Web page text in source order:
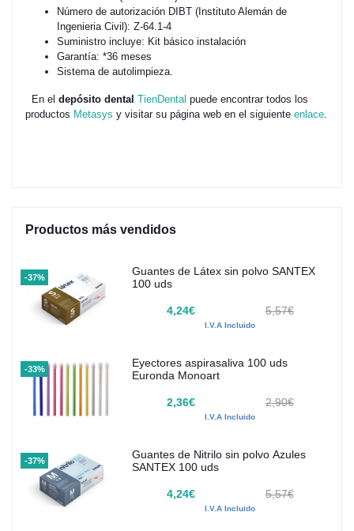
Número de autorización DIBT (Instituto Alemán de
Ingenieria Civil): Z‐64.1‐4
Suministro incluye: Kit básico instalación
Garantía: *36 meses
Sistema de autolimpieza.
En el depósito dental TienDental puede encontrar todos los
productos Metasys y visitar su página web en el siguiente enlace
Productos más vendidos
-37%
Guantes de Látex sin polvo SANTEX
100 uds
4,24€ 5,57€
I.V.A Incluido
-33%
Eyectores aspirasaliva 100 uds
Euronda Monoart
2,36€ 2,90€
I.V.A Incluido
-37%
Guantes de Nitrilo sin polvo Azules
SANTEX 100 uds
4,24€ 5,57€
I.V.A Incluido